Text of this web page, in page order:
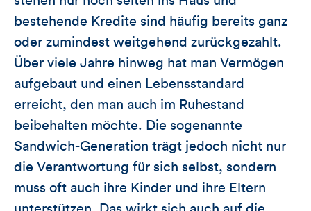
bestehende Kredite sind häufig bereits ganz
oder zumindest weitgehend zurückgezahlt.
Über viele Jahre hinweg hat man Vermögen
aufgebaut und einen Lebensstandard
erreicht, den man auch im Ruhestand
beibehalten möchte. Die sogenannte
Sandwich-Generation trägt jedoch nicht nur
die Verantwortung für sich selbst, sondern
muss oft auch ihre Kinder und ihre Eltern